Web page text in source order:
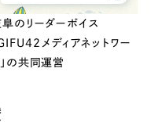
のリーダーボイス
GIFU42メディアネットワー
の共同運営